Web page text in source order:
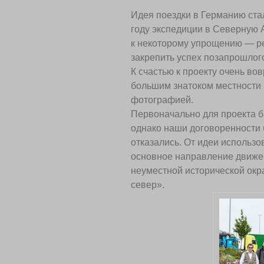
Идея поездки в Германию
году экспедиции в Северную
к некоторому упрощению —
закрепить успех
К счастью к проекту очень
большим знатоком
фотографией.
Первоначально для проекта
однако наши
отказались. От идеи
основное направление
неуместной исторической
север».